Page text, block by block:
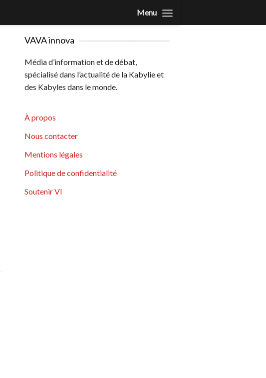
VAVA innova
Média d’information et de débat,
spécialisé dans l’actualité de la Kabylie et
des Kabyles dans le monde.
À propos
Nous contacter
Mentions légales
Politique de confidentialité
Soutenir VI
Menu